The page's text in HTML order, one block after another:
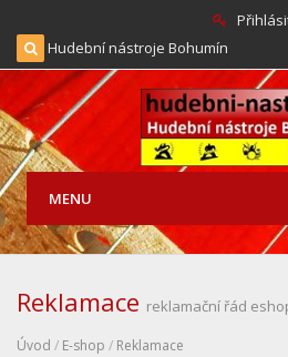
Hudební nástroje Bohumín
MENU
Reklamace reklamační řád
Úvod / E-shop / Reklamace